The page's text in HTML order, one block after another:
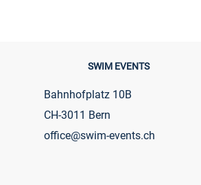
SWIM EVENTS
Bahnhofplatz 10B
CH-3011 Bern
office@swim-events.ch